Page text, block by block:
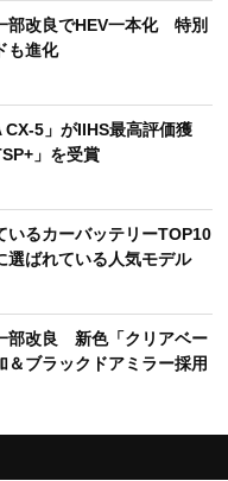
部改良でHEV一本化 特別
も進化
5」がIIHS最高評価獲
」を受賞
いるカーバッテリーTOP10
選ばれている人気モデル
部改良 新色「クリアベー
＆ブラックドアミラー採用